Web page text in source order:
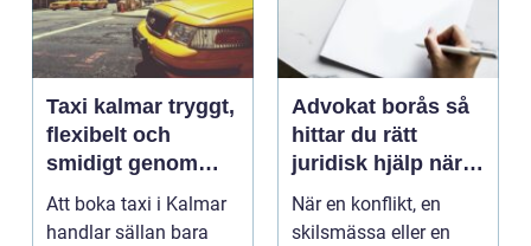
Taxi kalmar tryggt,
flexibelt och
smidigt genom
hela resan
Att boka taxi i Kalmar
handlar sällan bara
Advokat borås så
hittar du rätt
juridisk hjälp när
livet krånglar
När en konflikt, en
skilsmässa eller en